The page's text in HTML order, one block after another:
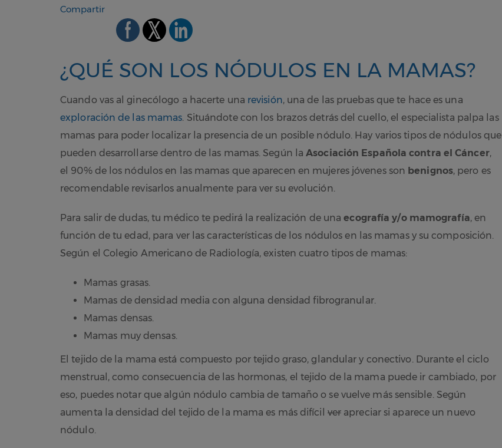
Compartir
¿QUÉ SON LOS NÓDULOS EN LA MAMAS?
Cuando vas al ginecólogo a hacerte una revisión, una de las pruebas que te hace es una
exploración de las mamas. Situándote con los brazos detrás del cuello, el especialista palpa las
mamas para poder localizar la presencia de un posible nódulo. Hay varios tipos de nódulos que
pueden desarrollarse dentro de las mamas. Según laAsociación Española contra el Cáncer,
el 90% de los nódulos en las mamas que aparecen en mujeres jóvenes son benignos, pero es
recomendable revisarlos anualmente para ver su evolución.
Para salir de dudas, tu médico te pedirá la realización de unaecografía y/o mamografía, en
función de tu edad, para ver las características de los nódulos en las mamas y su composición.
Según el Colegio Americano de Radiología, existen cuatro tipos de mamas:
Mamas grasas.
Mamas de densidad media con alguna densidad fibrogranular.
Mamas densas.
Mamas muy densas.
El tejido de la mama está compuesto por tejido graso, glandular y conectivo. Durante el ciclo
menstrual, como consecuencia de las hormonas, el tejido de la mama puede ir cambiado, por
eso, puedes notar que algún nódulo cambia de tamaño o se vuelve más sensible. Según
aumenta la densidad del tejido de la mama es más difícil ver apreciar si aparece un nuevo
nódulo.